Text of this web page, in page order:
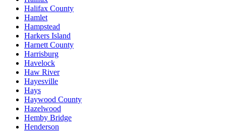
Halifax County
Hamlet
Hampstead
Harkers Island
Harnett County
Harrisburg
Havelock
Haw River
Hayesville
Hays
Haywood County
Hazelwood
Hemby Bridge
Henderson